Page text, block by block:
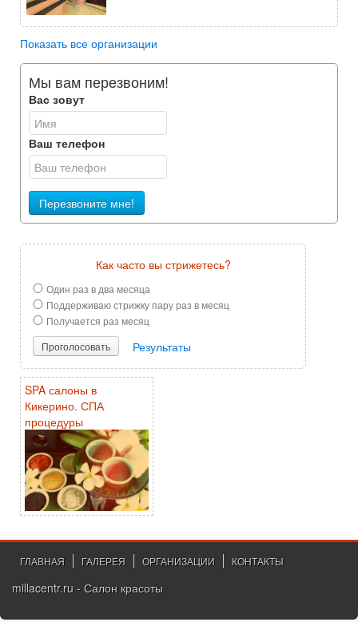
Показать все организации
Мы вам перезвоним!
Вас зовут
Ваш телефон
Перезвоните мне!
Как часто вы стрижетесь?
Один раз в два месяца
Поддерживаю стрижку пару раз в месяц
Получается раз месяц
Проголосовать
Результаты
SPA салоны в
Кикерино. СПА
процедуры
ГЛАВНАЯ ГАЛЕРЕЯ ОРГАНИЗАЦИИ КОНТАКТЫ
millacentr.ru - Салон красоты